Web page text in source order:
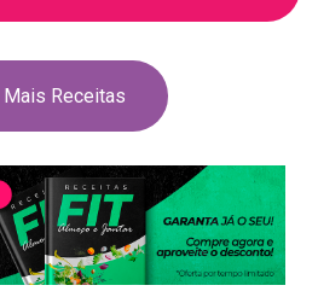
Mais Receitas